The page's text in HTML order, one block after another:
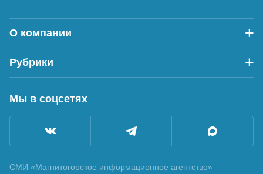
О компании
Рубрики
Мы в соцсетях
СМИ «Магнитогорское информационное агентство»